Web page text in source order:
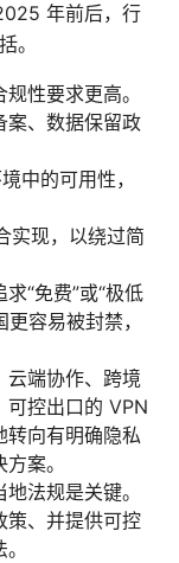
年前后，行
。
性要求更高。
案、数据保留政
中的可用性，
实现，以绕过简
“免费”或“极低
容易被封禁，
云端协作、跨境
可控出口的 VPN
转向有明确隐私
案。
法规是关键。
策、并提供可控